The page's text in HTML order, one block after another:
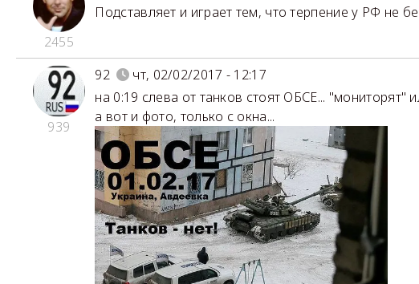
2455
Подставляет и играет тем, что терпение у РФ не
939
92
чт, 02/02/2017 - 12:17
на 0:19 слева от танков стоят ОБСЕ... "мониторят"
а вот и фото, только с окна...